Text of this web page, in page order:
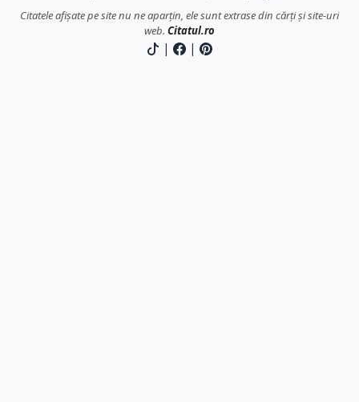
Citatele afișate pe site nu ne aparțin, ele sunt extrase din cărți și site-uri
web. Citatul.ro
| |